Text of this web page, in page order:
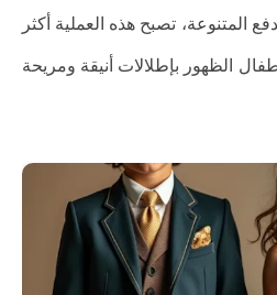
المتنوعة، تصبح هذه العملية أكثر
الظهور بإطلالات أنيقة ومريحة